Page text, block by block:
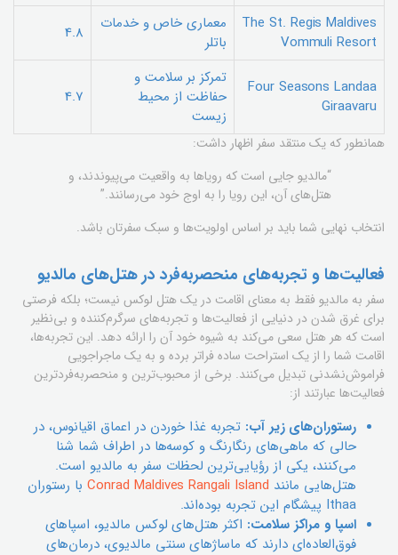
The St. Regis Maldives
Vommuli Resort
معماری خاص و خدمات
باتلر
4.8
Four Seasons Landaa
Giraavaru
تمرکز بر سلامت و
حفاظت از محیط
زیست
4.7
همانطور که یک منتقد سفر اظهار داشت:
“مالدیو جایی است که رویاها به واقعیت می‌پیوندند، و
هتل‌های آن، این رویا را به اوج خود می‌رسانند.”
انتخاب نهایی شما باید بر اساس اولویت‌ها و سبک سفرتان باشد.
فعالیت‌ها و تجربه‌های منحصربه‌فرد در هتل‌های مالدیو
سفر به مالدیو فقط به معنای اقامت در یک هتل لوکس نیست؛ بلکه فرصتی
برای غرق شدن در دنیایی از فعالیت‌ها و تجربه‌های سرگرم‌کننده و بی‌نظیر
است که هر هتل سعی می‌کند به شیوه خود آن را ارائه دهد. این تجربه‌ها،
اقامت شما را از یک استراحت ساده فراتر برده و به یک ماجراجویی
فراموش‌نشدنی تبدیل می‌کنند. برخی از محبوب‌ترین و منحصربه‌فردترین
فعالیت‌ها عبارتند از:
رستوران‌های زیر آب: تجربه غذا خوردن در اعماق اقیانوس، در
حالی که ماهی‌های رنگارنگ و کوسه‌ها در اطراف شما شنا
می‌کنند، یکی از رؤیایی‌ترین لحظات سفر به مالدیو است.
هتل‌هایی مانند Conrad Maldives Rangali Islandبا رستوران
Ithaa پیشگام این تجربه بوده‌اند.
اسپا و مراکز سلامت: اکثر هتل‌های لوکس مالدیو، اسپاهای
فوق‌العاده‌ای دارند که ماساژهای سنتی مالدیوی، درمان‌های